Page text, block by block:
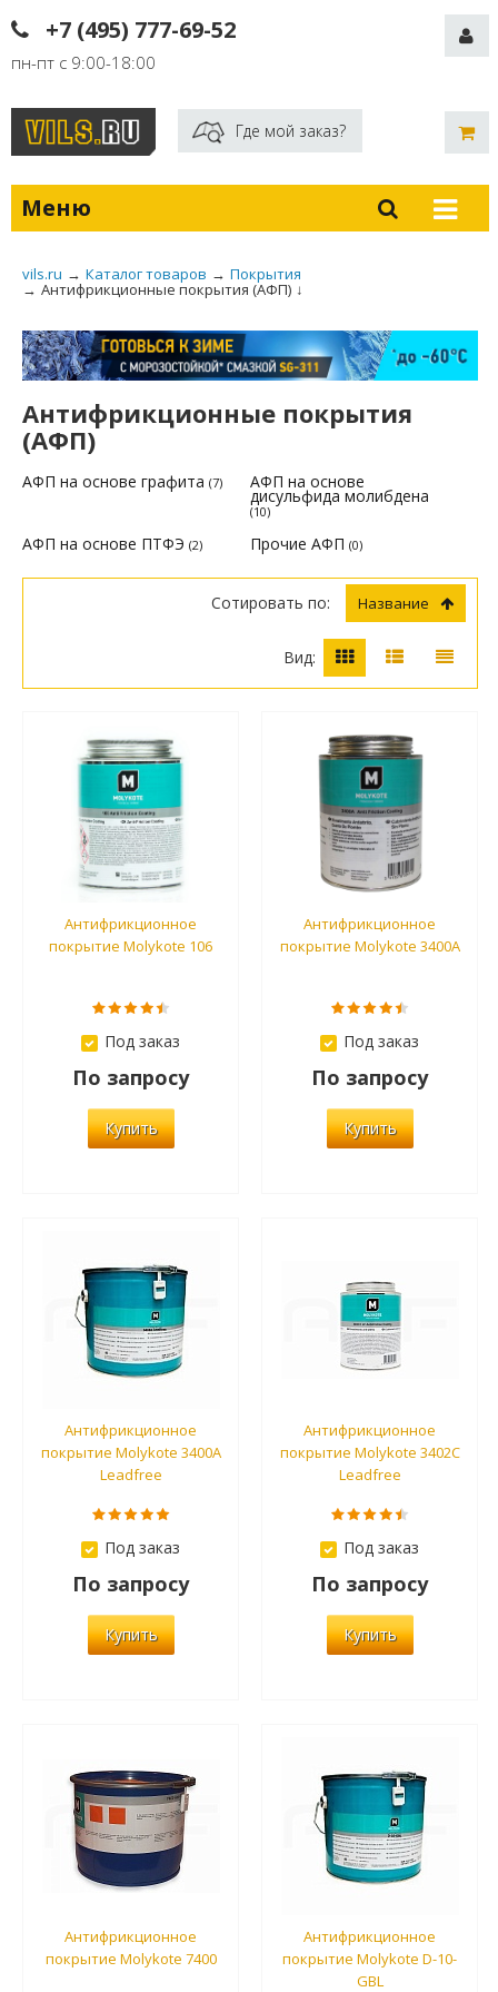
+7 (495) 777-69-52
пн-пт с 9:00-18:00
Где мой заказ?
Меню
vils.ru → Каталог товаров → Покрытия
→ Антифрикционные покрытия (АФП) ↓
Антифрикционные покрытия
(АФП)
АФП на основе графита (7) АФП на основе
дисульфида молибдена
(10)
АФП на основе ПТФЭ (2) Прочие АФП (0)
Сотировать по: Название
Вид:
Антифрикционное
покрытие Molykote 106
Под заказ
По запросу
Купить
Антифрикционное
покрытие Molykote 3400A
Под заказ
По запросу
Купить
Антифрикционное
покрытие Molykote 3400A
Leadfree
Под заказ
По запросу
Купить
Антифрикционное
покрытие Molykote 3402C
Leadfree
Под заказ
По запросу
Купить
Антифрикционное
покрытие Molykote 7400
Антифрикционное
покрытие Molykote D-10-
GBL